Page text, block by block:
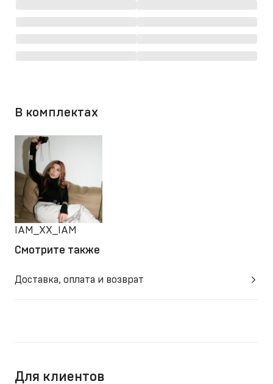
В комплектах
IAM_XX_IAM
Смотрите также
Доставка, оплата и возврат
Для клиентов